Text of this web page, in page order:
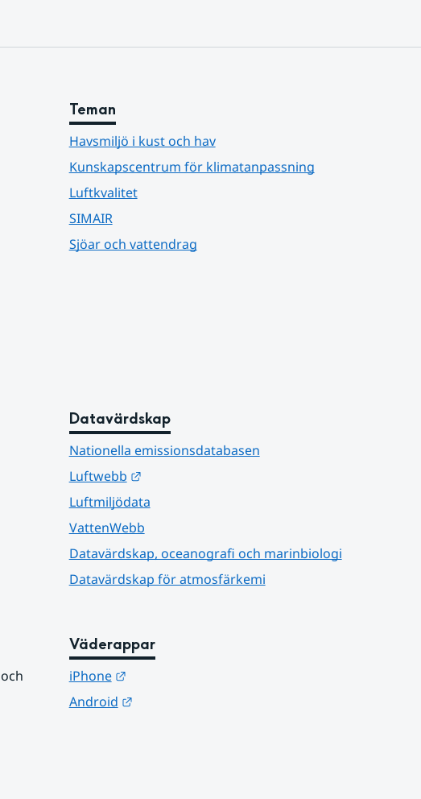
Teman
Havsmiljö i kust och hav
Kunskapscentrum för klimatanpassning
Luftkvalitet
SIMAIR
Sjöar och vattendrag
Datavärdskap
Nationella emissionsdatabasen
Luftwebb
Länk till annan webbplats.
Luftmiljödata
VattenWebb
Datavärdskap, oceanografi och marinbiologi
Datavärdskap för atmosfärkemi
Väderappar
iPhone
Länk till annan webbplats.
Android
Länk till annan webbplats.